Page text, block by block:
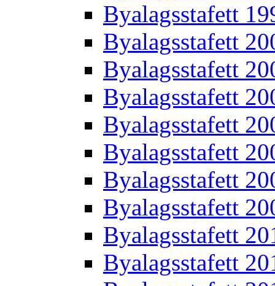
Byalagsstafett
Byalagsstafett
Byalagsstafett
Byalagsstafett
Byalagsstafett
Byalagsstafett
Byalagsstafett
Byalagsstafett
Byalagsstafett
Byalagsstafett